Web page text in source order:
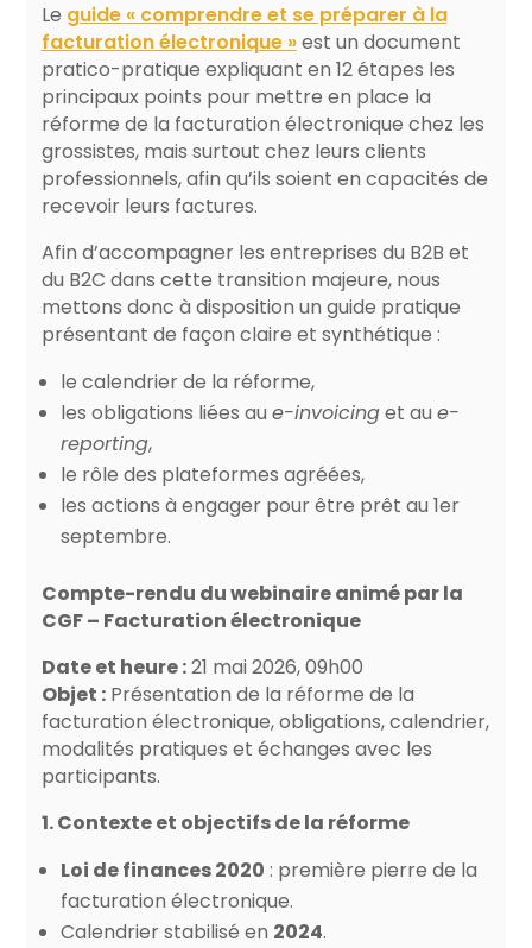
Le guide « comprendre et se préparer à la
facturation électronique »est un document
pratico-pratique expliquant en 12 étapes les
principaux points pour mettre en place la
réforme de la facturation électronique chez les
grossistes, mais surtout chez leurs clients
professionnels, afin qu’ils soient en capacités de
recevoir leurs factures.
Afin d’accompagner les entreprises du B2B et
du B2C dans cette transition majeure, nous
mettons donc à disposition un guide pratique
présentant de façon claire et synthétique :
le calendrier de la réforme,
les obligations liées au e-invoicinget au e-
reporting,
le rôle des plateformes agréées,
les actions à engager pour être prêt au 1er
septembre.
Compte-rendu du webinaire animé par la
CGF – Facturation électronique
Date et heure :21 mai 2026, 09h00
Objet :Présentation de la réforme de la
facturation électronique, obligations, calendrier,
modalités pratiques et échanges avec les
participants.
1. Contexte et objectifs de la réforme
Loi de finances 2020 : première pierre de la
facturation électronique.
Calendrier stabilisé en 2024.